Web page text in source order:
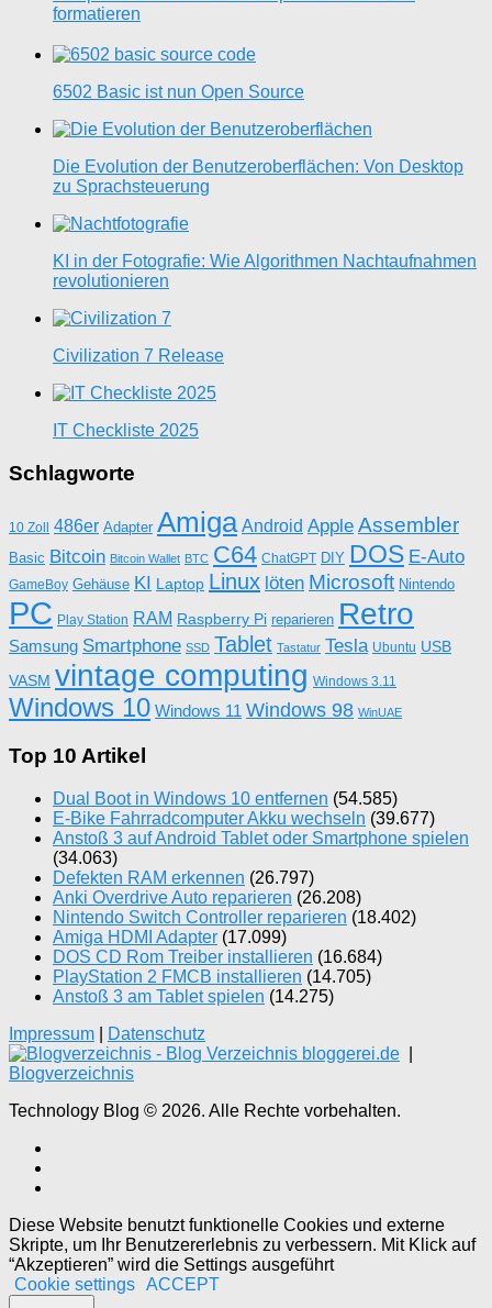
formatieren
6502 Basic ist nun Open Source
Die Evolution der Benutzeroberflächen: Von Desktop
zu Sprachsteuerung
KI in der Fotografie: Wie Algorithmen Nachtaufnahmen
revolutionieren
Civilization 7 Release
IT Checkliste 2025
Schlagworte
10 Zoll 486er Adapter Amiga Android Apple Assembler
Basic Bitcoin Bitcoin Wallet BTC C64 ChatGPT DIY DOS E-Auto
GameBoy Gehäuse KI Laptop Linux löten Microsoft Nintendo
PC Play Station RAM Raspberry Pi reparieren Retro
Samsung Smartphone SSD Tablet Tastatur Tesla Ubuntu USB
VASM vintage computing Windows 3.11
Windows 10 Windows 11 Windows 98 WinUAE
Top 10 Artikel
Dual Boot in Windows 10 entfernen (54.585)
E-Bike Fahrradcomputer Akku wechseln (39.677)
Anstoß 3 auf Android Tablet oder Smartphone spielen
(34.063)
Defekten RAM erkennen (26.797)
Anki Overdrive Auto reparieren (26.208)
Nintendo Switch Controller reparieren (18.402)
Amiga HDMI Adapter (17.099)
DOS CD Rom Treiber installieren (16.684)
PlayStation 2 FMCB installieren (14.705)
Anstoß 3 am Tablet spielen (14.275)
Impressum
Datenschutz
Blogverzeichnis
Technology Blog © 2026. Alle Rechte vorbehalten.
Diese Website benutzt funktionelle Cookies und externe
Skripte, um Ihr Benutzererlebnis zu verbessern. Mit Klick auf
“Akzeptieren” wird die Settings ausgeführt
Cookie settings ACCEPT